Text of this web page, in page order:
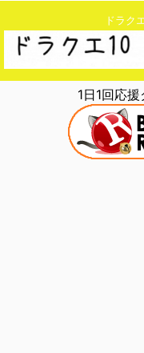
ドラク
1日1回応